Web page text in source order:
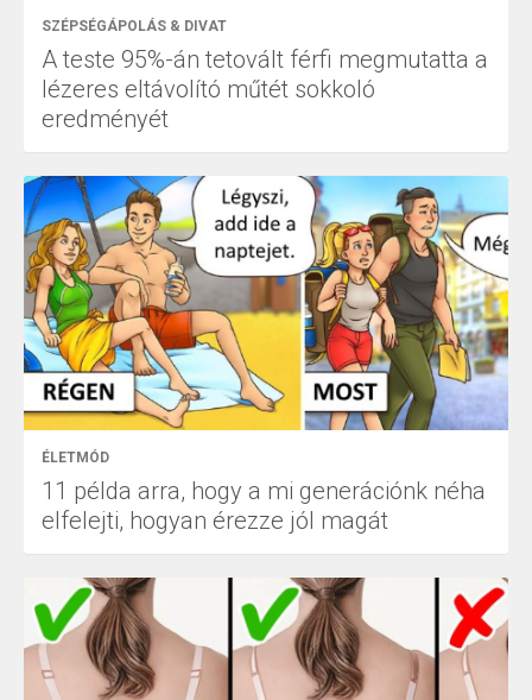
SZÉPSÉGÁPOLÁS & DIVAT
A teste 95%-án tetovált férfi megmutatta a
lézeres eltávolító műtét sokkoló
eredményét
ÉLETMÓD
11 példa arra, hogy a mi generációnk néha
elfelejti, hogyan érezze jól magát